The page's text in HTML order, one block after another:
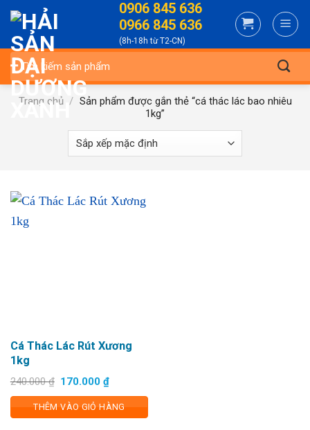
Skip
content
0906 845 636
0966 845 636
(8h-18h từ T2-CN)
Tìm
kiếm:
Trang chủ / Sản phẩm được gắn thẻ “cá thác lác bao nhiêu
1kg”
-29%
Cá Thác Lác Rút Xương
1kg
240.000₫ Giá
là:
240.000 ₫.
170.000₫Giá
tại
là:
170.000 ₫.
THÊM VÀO GIỎ HÀNG